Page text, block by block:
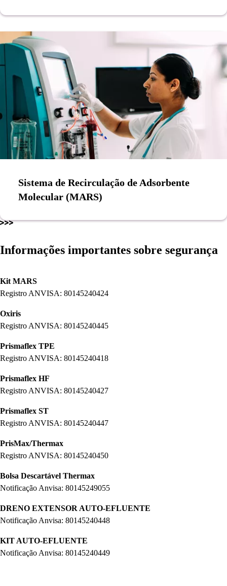
Sistema de Recirculação de Adsorbente
Molecular (MARS)
Informações importantes sobre segurança
Kit MARS
Registro ANVISA: 80145240424
Oxiris
Registro ANVISA: 80145240445
Prismaflex TPE
Registro ANVISA: 80145240418
Prismaflex HF
Registro ANVISA: 80145240427
Prismaflex ST
Registro ANVISA: 80145240447
PrisMax/Thermax
Registro ANVISA: 80145240450
Bolsa Descartável Thermax
Notificação Anvisa: 80145249055
DRENO EXTENSOR AUTO-EFLUENTE
Notificação Anvisa: 80145240448
KIT AUTO-EFLUENTE
Notificação Anvisa: 80145240449